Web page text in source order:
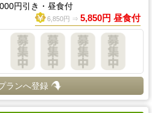
円引き・昼食付
6,850円 ⇒ 5,850円 昼食付
ランへ登録